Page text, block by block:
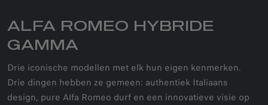
ALFA ROMEO HYBRIDE
GAMMA
Drie iconische modellen met elk hun eigen kenmerken.
Drie dingen hebben ze gemeen: authentiek Italiaans
design, pure Alfa Romeo durf en een innovatieve visie op